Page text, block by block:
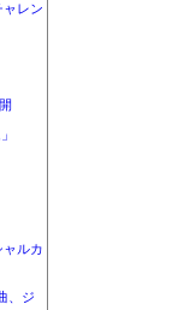
ャレン
ャルカ
、ジ